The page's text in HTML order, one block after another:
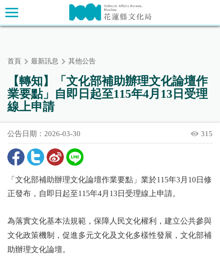
跳
到
主
主要內容區塊
首頁 最新訊息 其他公告
【轉知】「文化部補助辦理文化論壇作
業要點」自即日起至115年4月13日受理
線上申請
公告日期：2026-03-30 315
「文化部補助辦理文化論壇作業要點」業於115年3月10日修
正發布，自即日起至115年4月13日受理線上申請。
為落實文化基本法規範，保障人民文化權利，建立公共參與
文化政策機制，促進多元文化及文化多樣性發展，文化部補
助辦理文化論壇。